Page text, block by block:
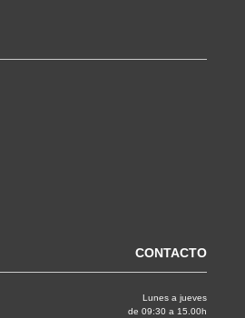
CONTACTO
Lunes a jueves
de 09:30 a 15.00h